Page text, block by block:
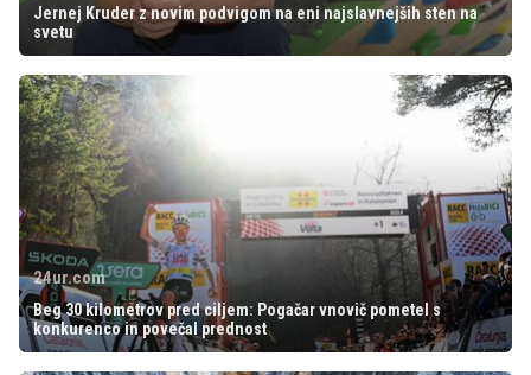
Jernej Kruder z novim podvigom na eni najslavnejših sten na
svetu
24ur.com
Beg 30 kilometrov pred ciljem: Pogačar vnovič pometel s
konkurenco in povečal prednost